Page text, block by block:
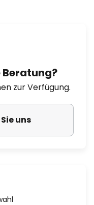
Beratung?
zur Verfügung.
uns